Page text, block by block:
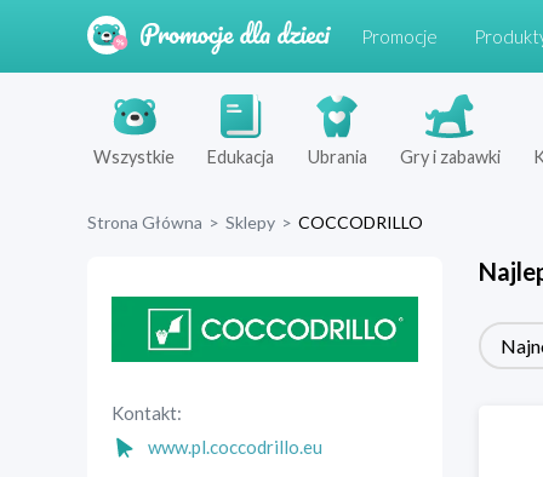
Promocje
Wszystkie Edukacja Ubrania Gry i zabawki
Strona Główna > Sklepy > COCCODRILLO
Kontakt:
www.pl.coccodrillo.eu